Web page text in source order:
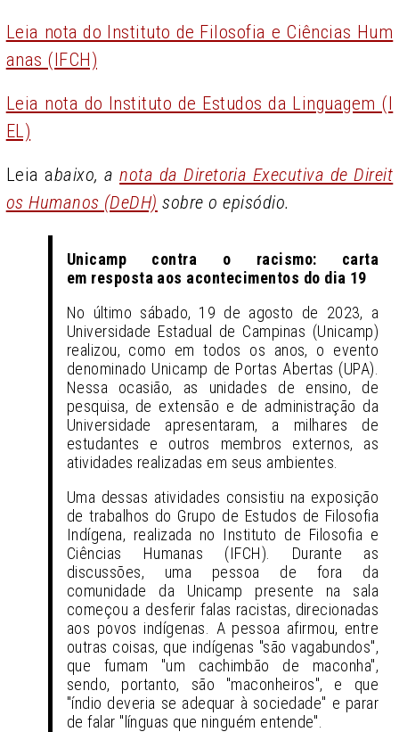
Leia nota do Instituto de Filosofia e Ciências Hum
anas (IFCH)
Leia nota do Instituto de Estudos da Linguagem (I
EL)
Leia abaixo, anota da Diretoria Executiva de Direit
os Humanos (DeDH) sobre o episódio.
Unicamp contra o racismo: carta
em resposta aos acontecimentos do dia 19
No último sábado, 19 de agosto de 2023, a
Universidade Estadual de Campinas (Unicamp)
realizou, como em todos os anos, o evento
denominado Unicamp de Portas Abertas (UPA).
Nessa ocasião, as unidades de ensino, de
pesquisa, de extensão e de administração da
Universidade apresentaram, a milhares de
estudantes e outros membros externos, as
atividades realizadas em seus ambientes.
Uma dessas atividades consistiu na exposição
de trabalhos do Grupo de Estudos de Filosofia
Indígena, realizada no Instituto de Filosofia e
Ciências Humanas (IFCH). Durante as
discussões, uma pessoa de fora da
comunidade da Unicamp presente na sala
começou a desferir falas racistas, direcionadas
aos povos indígenas. A pessoa afirmou, entre
outras coisas, que indígenas "são vagabundos",
que fumam "um cachimbão de maconha",
sendo, portanto, são "maconheiros", e que
"índio deveria se adequar à sociedade" e parar
de falar "línguas que ninguém entende".